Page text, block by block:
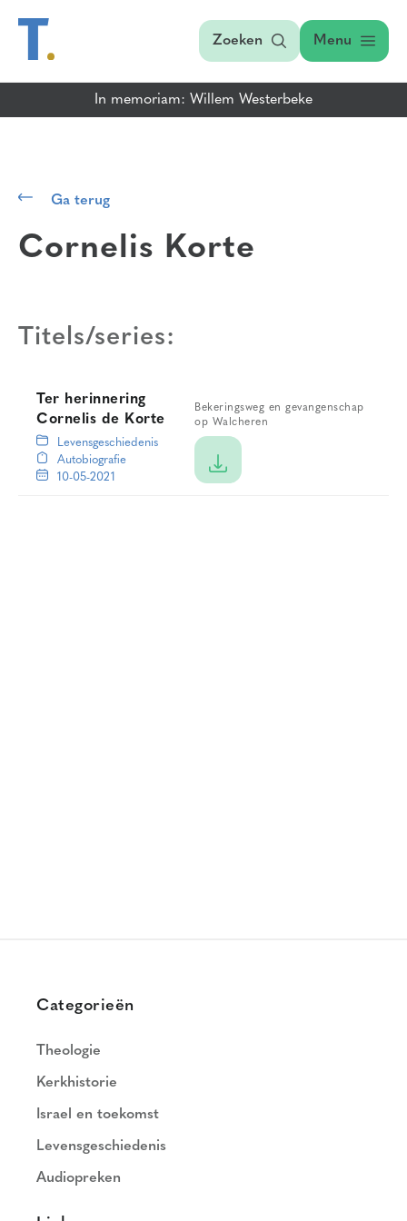
Zoeken Menu
In memoriam: Willem Westerbeke
Ga terug
Cornelis Korte
Titels/series:
Ter herinnering
Cornelis de Korte
Bekeringsweg en gevangenschap
op Walcheren
Levensgeschiedenis
Autobiografie
10-05-2021
Categorieën
Theologie
Kerkhistorie
Israel en toekomst
Levensgeschiedenis
Audiopreken